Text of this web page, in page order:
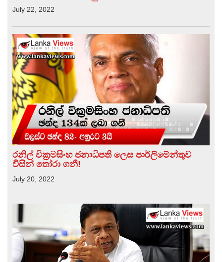
July 22, 2022
රනිල් වික්‍රමසිංහ ජනාධිපති ලෙස පාර්ලිමේන්තුව
විසින් තෝරා ගනී!
July 20, 2022